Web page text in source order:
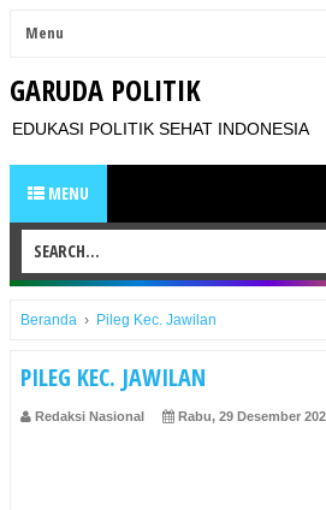
GARUDA POLITIK
EDUKASI POLITIK SEHAT INDONESIA
MENU
Beranda › Pileg Kec. Jawilan
PILEG KEC. JAWILAN
Redaksi Nasional Rabu, 29 Desember